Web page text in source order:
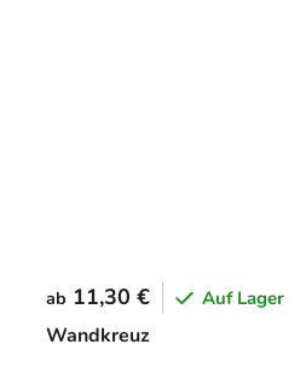
Wandkreuz
ab 11,30 € Auf Lager